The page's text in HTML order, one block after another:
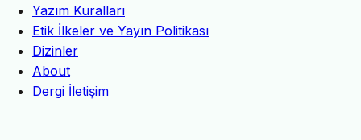
Yazım Kuralları
Etik İlkeler ve Yayın Politikası
Dizinler
About
Dergi İletişim